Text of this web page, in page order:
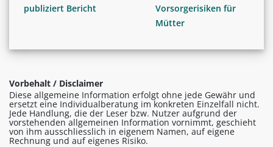
publiziert Bericht
Vorsorgerisiken für
Mütter
Vorbehalt / Disclaimer
Diese allgemeine Information erfolgt ohne jede Gewähr und
ersetzt eine Individualberatung im konkreten Einzelfall nicht.
Jede Handlung, die der Leser bzw. Nutzer aufgrund der
vorstehenden allgemeinen Information vornimmt, geschieht
von ihm ausschliesslich in eigenem Namen, auf eigene
Rechnung und auf eigenes Risiko.